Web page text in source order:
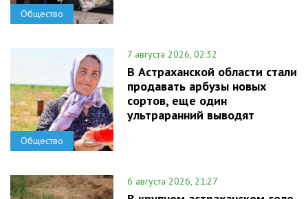
Общество
Общество
7 августа 2026, 02:32
В Астраханской области стали
продавать арбузы новых
сортов, еще один
ультраранний выводят
6 августа 2026, 21:27